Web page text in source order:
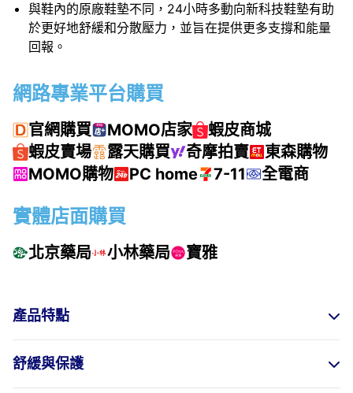
與鞋內的原廠鞋墊不同，24小時多動向新科技鞋墊有助
於更好地舒緩和分散壓力，並旨在提供更多支撐和能量
回報。
網路專業平台購買
官網購買 MOMO店家
蝦皮商城
蝦皮賣場
露天購買 奇摩拍賣
東森購物
MOMO購物
PC home 7-11 全電商
實體店面購買
北京藥局 小林藥局 寶雅
產品特點
舒緩與保護